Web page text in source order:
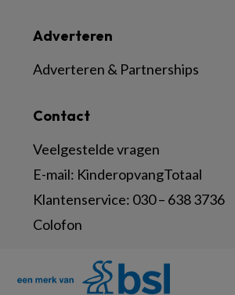
Contact
Veelgestelde vragen
E-mail: KinderopvangTotaal
Klantenservice: 030 – 638 3736
Colofon
Adverteren
Adverteren & Partnerships